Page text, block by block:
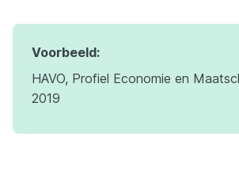
Voorbeeld:
HAVO, Profiel Economie en
2019